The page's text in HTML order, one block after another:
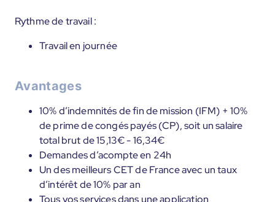
Rythme de travail :
Travail en journée
Avantages
10% d’indemnités de fin de mission (IFM) + 10%
de prime de congés payés (CP), soit un salaire
total brut de 15,13€ - 16,34€
Demandes d’acompte en 24h
Un des meilleurs CET de France avec un taux
d’intérêt de 10% par an
Tous vos services dans une application